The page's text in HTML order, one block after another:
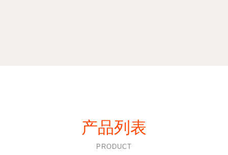
产品列表
PRODUCT